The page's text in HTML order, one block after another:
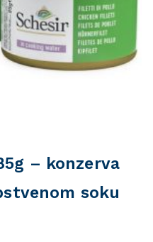
– konzerva
soku